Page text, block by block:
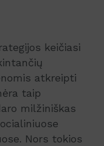
keičiasi
atkreipti
taip
milžiniškas
Nors tokios